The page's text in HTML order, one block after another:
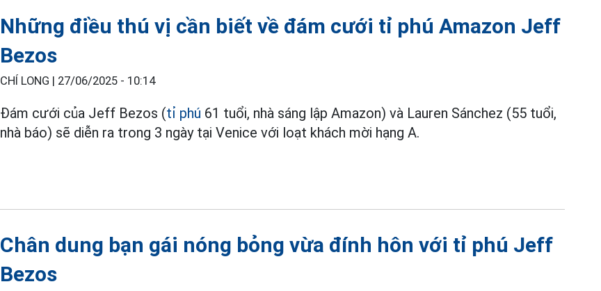
Những điều thú vị cần biết về đám cưới tỉ phú Amazon Jeff
Bezos
CHÍ LONG | 27/06/2025 - 10:14
Đám cưới của Jeff Bezos (tỉ phú 61 tuổi, nhà sáng lập Amazon) và Lauren Sánchez (55 tuổi,
nhà báo) sẽ diễn ra trong 3 ngày tại Venice với loạt khách mời hạng A.
Chân dung bạn gái nóng bỏng vừa đính hôn với tỉ phú Jeff
Bezos